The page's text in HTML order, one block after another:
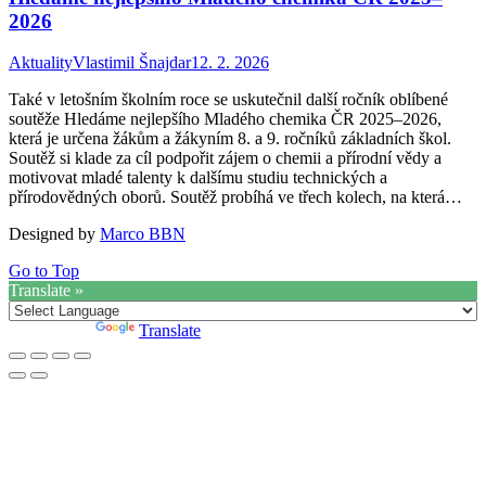
2026
AktualityVlastimil Šnajdar12. 2. 2026
Také v letošním školním roce se uskutečnil další ročník oblíbené
soutěže Hledáme nejlepšího Mladého chemika ČR 2025–2026,
která je určena žákům a žákyním 8. a 9. ročníků základních škol.
Soutěž si klade za cíl podpořit zájem o chemii a přírodní vědy a
motivovat mladé talenty k dalšímu studiu technických a
přírodovědných oborů. Soutěž probíhá ve třech kolech, na která…
Designed by Marco BBN
Go to Top
Translate »
Translate